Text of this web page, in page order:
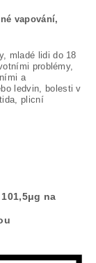
vapování,
mladé lidi do 18
problémy,
a
ledvin, bolesti v
plicní
na